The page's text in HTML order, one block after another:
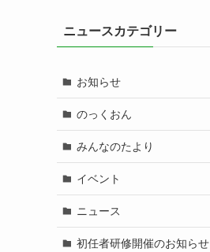
ニュースカテゴリー
お知らせ
のっくおん
みんなのたより
イベント
ニュース
初任者研修開催のお知らせ